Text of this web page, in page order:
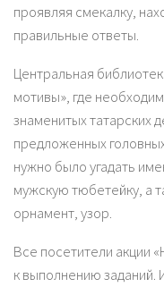
проявляя смекалку,
правильные ответы.
Центральная
мотивы», где
знаменитых татарских
предложенных
нужно было угадать
мужскую тюбетейку, а
орнамент, узор.
Все посетители акции
к выполнению